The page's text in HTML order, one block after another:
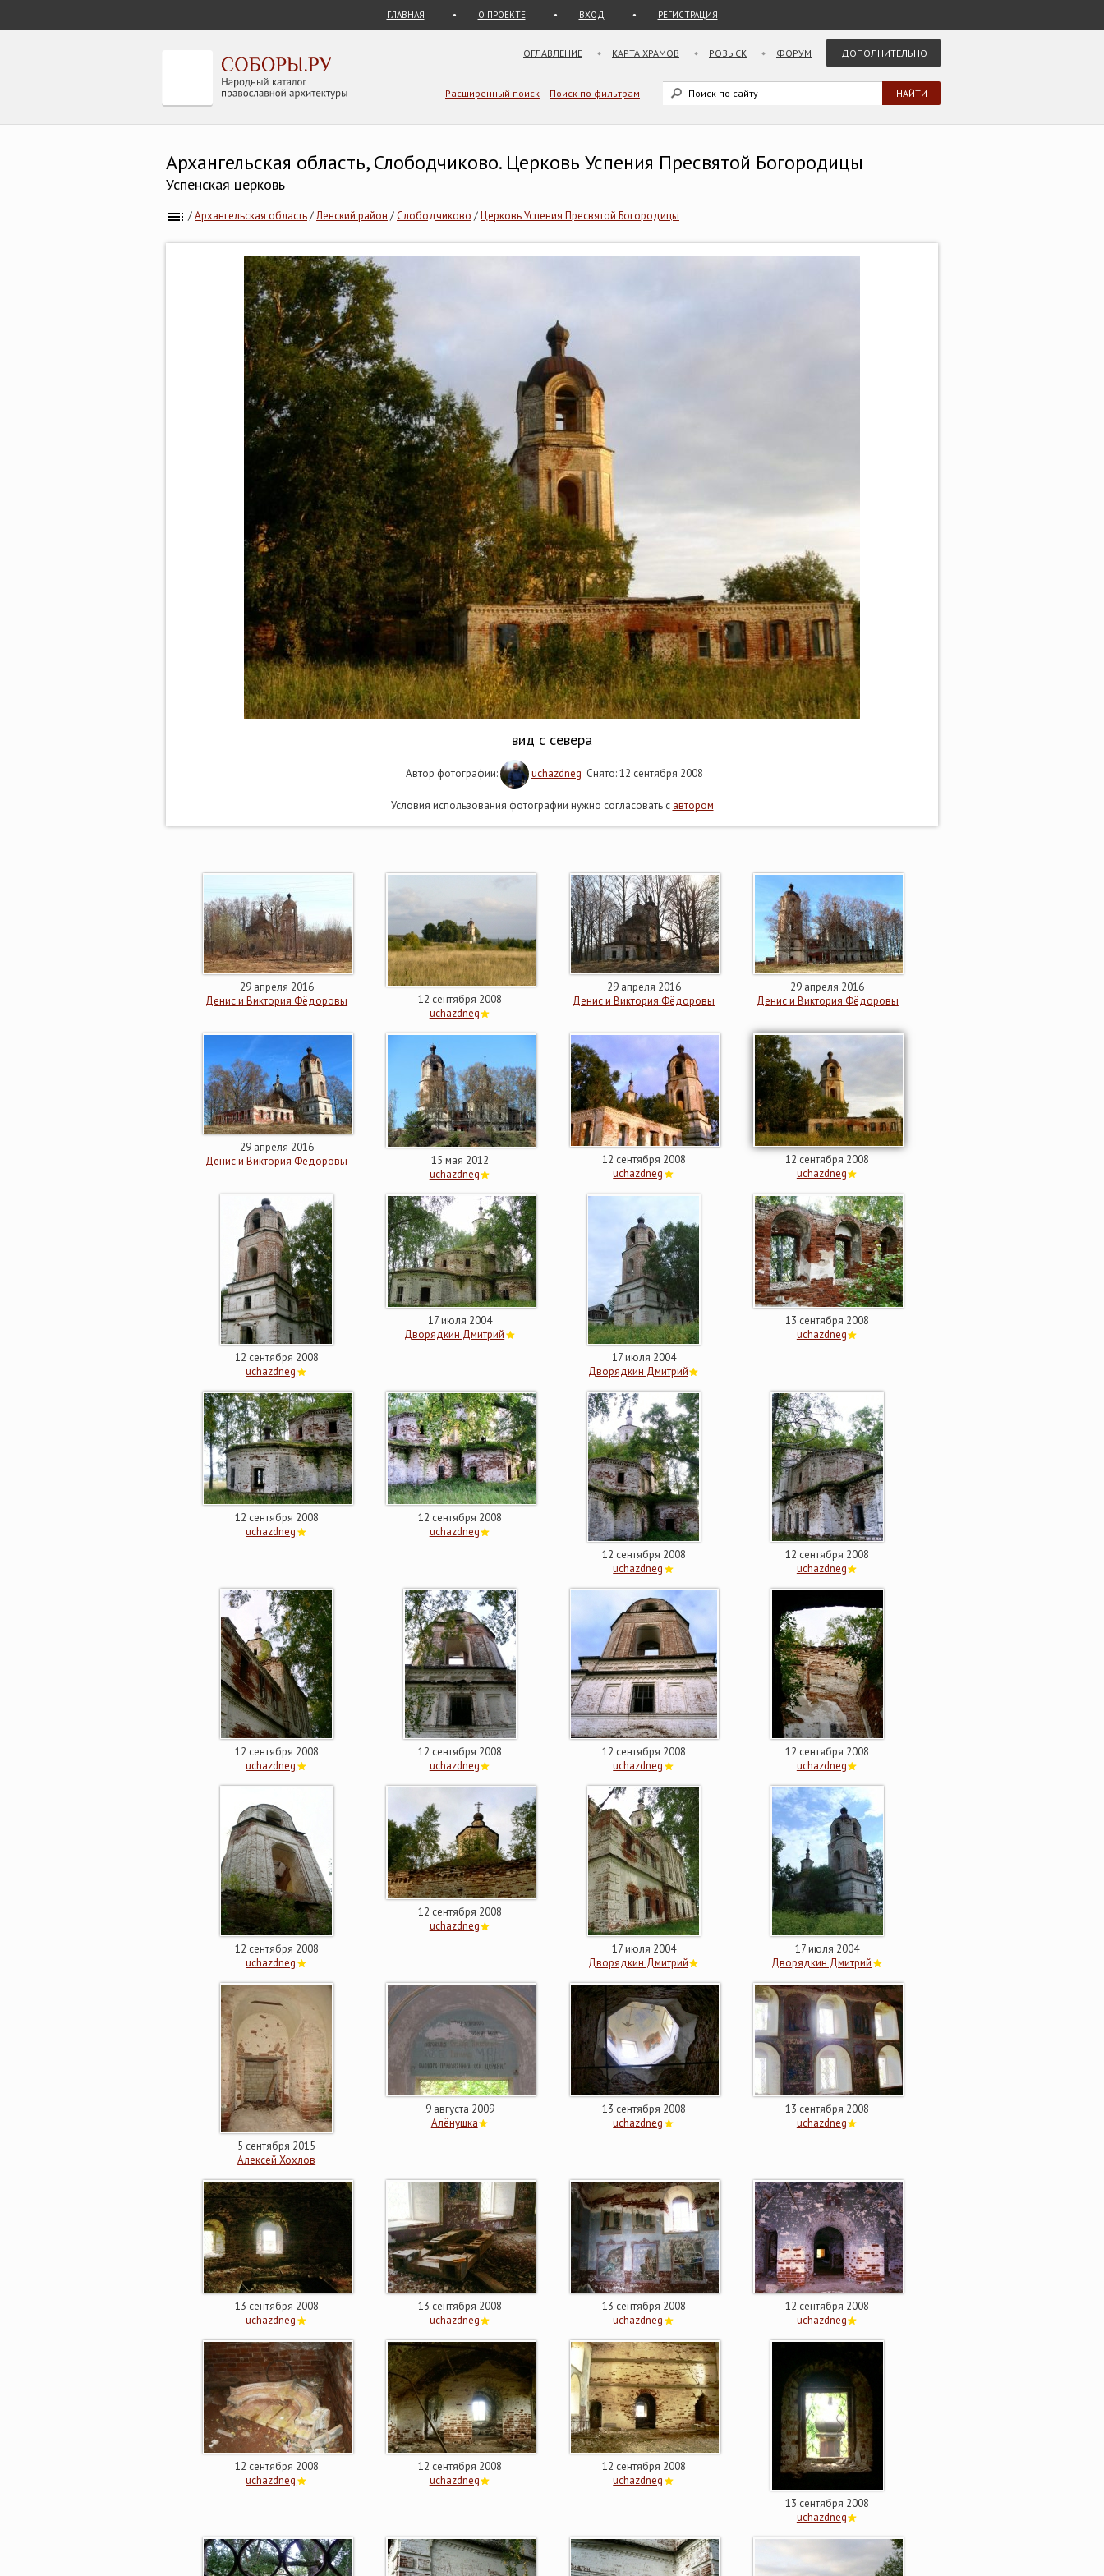
ГЛАВНАЯ О ПРОЕКТЕ ВХОД РЕГИСТРАЦИЯ
ОГЛАВЛЕНИЕ КАРТА ХРАМОВ РОЗЫСК ФОРУМ ДОПОЛНИТЕЛЬНО
Расширенный поиск Поиск по фильтрам
Архангельская область, Слободчиково. Церковь Успения Пресвятой Богородицы
Успенская церковь
/Архангельская область/Ленский район /Слободчиково /Церковь Успения Пресвятой Богородицы
вид с севера
Автор фотографии: uchazdneg Снято: 12 сентября 2008
Условия использования фотографии нужно согласовать с автором
29 апреля 2016
Денис и Виктория Фёдоровы
12 сентября 2008
uchazdneg
29 апреля 2016
Денис и Виктория Фёдоровы
29 апреля 2016
Денис и Виктория Фёдоровы
29 апреля 2016
Денис и Виктория Фёдоровы
15 мая 2012
uchazdneg
12 сентября 2008
uchazdneg
12 сентября 2008
uchazdneg
12 сентября 2008
uchazdneg
17 июля 2004
Дворядкин Дмитрий
17 июля 2004
Дворядкин Дмитрий
13 сентября 2008
uchazdneg
12 сентября 2008
uchazdneg
12 сентября 2008
uchazdneg
12 сентября 2008
uchazdneg
12 сентября 2008
uchazdneg
12 сентября 2008
uchazdneg
12 сентября 2008
uchazdneg
12 сентября 2008
uchazdneg
12 сентября 2008
uchazdneg
12 сентября 2008
uchazdneg
12 сентября 2008
uchazdneg
17 июля 2004
Дворядкин Дмитрий
17 июля 2004
Дворядкин Дмитрий
5 сентября 2015
Алексей Хохлов
9 августа 2009
Алёнушка
13 сентября 2008
uchazdneg
13 сентября 2008
uchazdneg
13 сентября 2008
uchazdneg
13 сентября 2008
uchazdneg
13 сентября 2008
uchazdneg
12 сентября 2008
uchazdneg
12 сентября 2008
uchazdneg
12 сентября 2008
uchazdneg
12 сентября 2008
uchazdneg
13 сентября 2008
uchazdneg